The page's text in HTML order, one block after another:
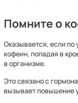
Помните о
Оказывается, если по
кофеин, попадая в
в организме.
Это связано с
вызывает повышение